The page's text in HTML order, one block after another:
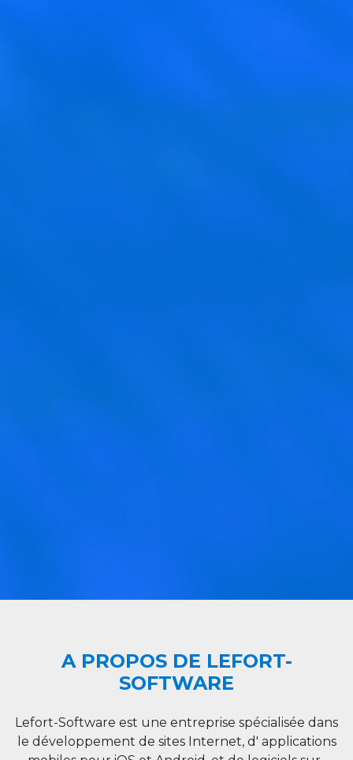
A PROPOS DE LEFORT-
SOFTWARE
Lefort-Software est une entreprise spécialisée dans
le développement de sites Internet, d' applications